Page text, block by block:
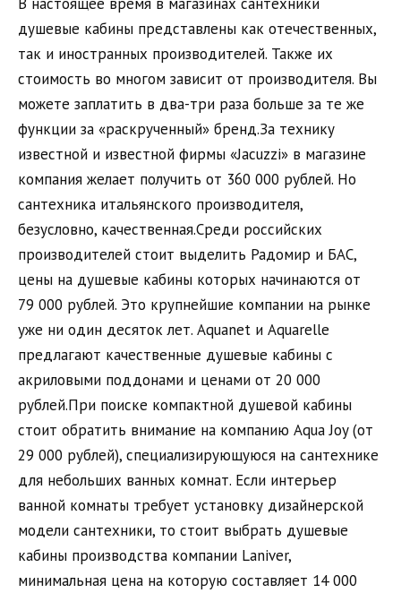
В настоящее время в магазинах сантехники
душевые кабины представлены как отечественных,
так и иностранных производителей. Также их
стоимость во многом зависит от производителя. Вы
можете заплатить в два-три раза больше за те же
функции за «раскрученный» бренд.За технику
известной и известной фирмы «Jacuzzi» в магазине
компания желает получить от 360 000 рублей. Но
сантехника итальянского производителя,
безусловно, качественная.Среди российских
производителей стоит выделить Радомир и БАС,
цены на душевые кабины которых начинаются от
79 000 рублей. Это крупнейшие компании на рынке
уже ни один десяток лет. Aquanet и Aquarelle
предлагают качественные душевые кабины с
акриловыми поддонами и ценами от 20 000
рублей.При поиске компактной душевой кабины
стоит обратить внимание на компанию Aqua Joy (от
29 000 рублей), специализирующуюся на сантехнике
для небольших ванных комнат. Если интерьер
ванной комнаты требует установку дизайнерской
модели сантехники, то стоит выбрать душевые
кабины производства компании Laniver,
минимальная цена на которую составляет 14 000